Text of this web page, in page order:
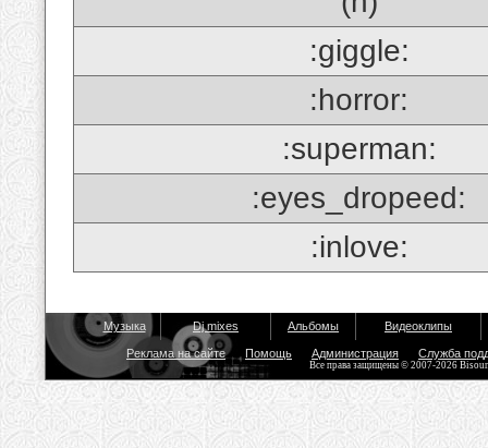
:giggle:
:horror:
:superman:
:eyes_dropeed:
:inlove:
Музыка Dj mixes Альбомы Видеоклипы
Реклама на сайте Помощь Администрация Служба
Все права защищены © 2007-2026